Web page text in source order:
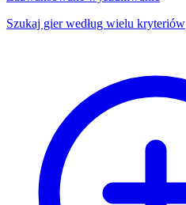
Szukaj gier według wielu kryteriów